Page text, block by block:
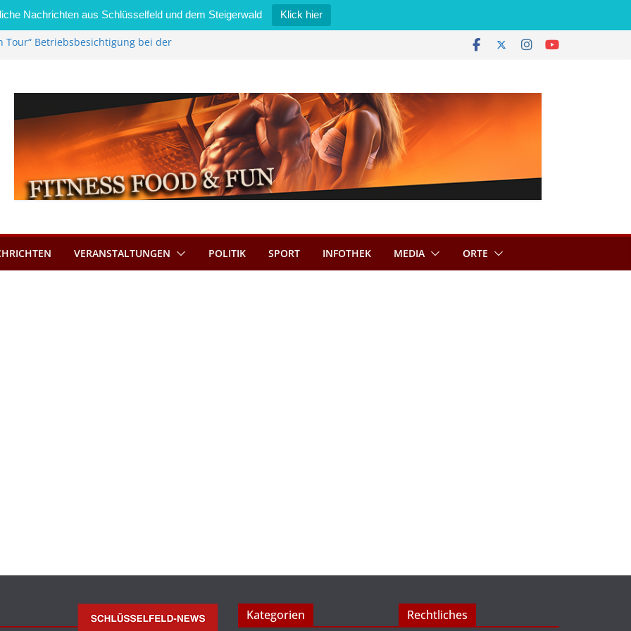
Nachrichten aus Schlüsselfeld und dem Steigerwald Klick hier
Tour“ Betriebsbesichtigung bei der
bietet Online-Anmeldung für
an
im Wert von 600 Euro
VERANSTALTUNGEN POLITIK SPORT INFOTHEK MEDIA ORTE
Kategorien Rechtliches